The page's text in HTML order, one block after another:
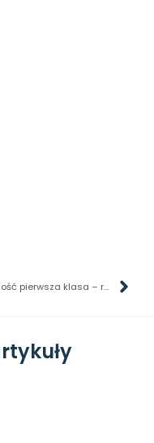
Twardość pierwsza klasa – recenzja fotela Genesis Trit 660 RGB